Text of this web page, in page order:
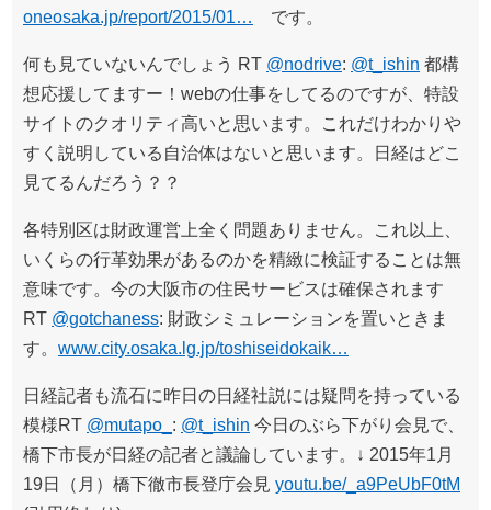
oneosaka.jp/report/2015/01…
です。
何も見ていないんでしょう RT @nodrive: @t_ishin 都構
想応援してますー！webの仕事をしてるのですが、特設
サイトのクオリティ高いと思います。これだけわかりや
すく説明している自治体はないと思います。日経はどこ
見てるんだろう？？
各特別区は財政運営上全く問題ありません。これ以上、
いくらの行革効果があるのかを精緻に検証することは無
意味です。今の大阪市の住民サービスは確保されます
RT @gotchaness: 財政シミュレーションを置いときま
す。 www.city.osaka.lg.jp/toshiseidokaik…
日経記者も流石に昨日の日経社説には疑問を持っている
模様RT @mutapo_ : @t_ishin 今日のぶら下がり会見で、
橋下市長が日経の記者と議論しています。↓ 2015年1月
19日（月）橋下徹市長登庁会見 youtu.be/_a9PeUbF0tM